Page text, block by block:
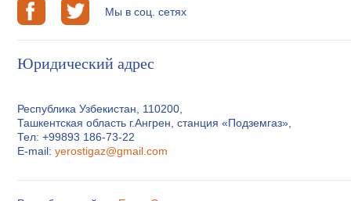
Мы в соц. сетях
Юридический адрес
Республика Узбекистан, 110200,
Ташкентская область г.Ангрен, станция «Подземгаз»,
Тел: +99893 186-73-22
E-mail:yerostigaz@gmail.com